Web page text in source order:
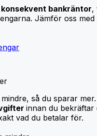
bankräntor,
Jämför oss
så du sparar
innan du
vad du betalar för.